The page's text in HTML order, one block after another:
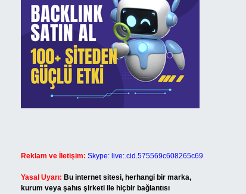
Reklam ve İletişim: Skype: live:.cid.575569c608265c69
Yasal Uyarı: Bu internet sitesi, herhangi bir marka,
kurum veya şahıs şirketi ile hiçbir bağlantısı